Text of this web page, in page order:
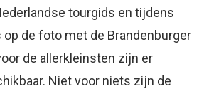
tourgids en tijdens
op de foto met de Brandenburger
de allerkleinsten zijn er
Niet voor niets zijn de